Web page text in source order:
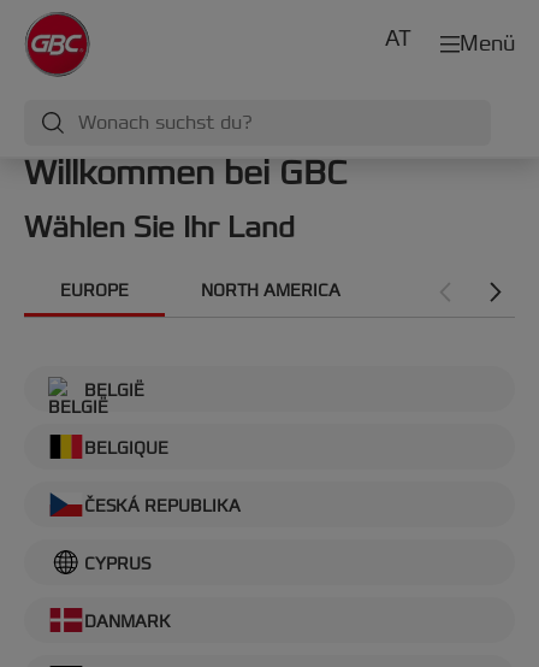
Menü
AT
Willkommen bei GBC
Wählen Sie Ihr Land
EUROPE NORTH AMERICA
BELGIË
BELGIQUE
ČESKÁ REPUBLIKA
CYPRUS
DANMARK